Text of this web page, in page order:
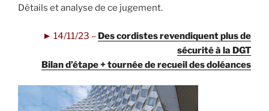
Détails et analyse de ce jugement.
► 14/11/23 – Des cordistes revendiquent plus de
sécurité à la DGT
Bilan d’étape + tournée de recueil des doléances